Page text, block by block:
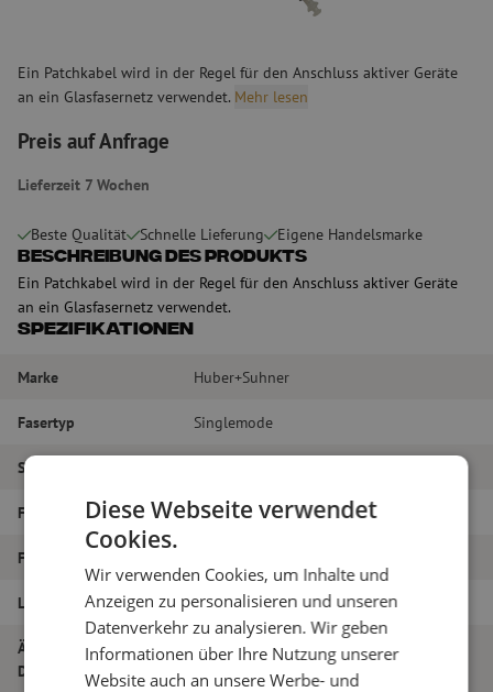
Ein Patchkabel wird in der Regel für den Anschluss aktiver Geräte
an ein Glasfasernetz verwendet. Mehr lesen
Preis auf Anfrage
Lieferzeit 7 Wochen
Beste Qualität Schnelle Lieferung Eigene Handelsmarke
Beschreibung des Produkts
Ein Patchkabel wird in der Regel für den Anschluss aktiver Geräte
an ein Glasfasernetz verwendet.
Spezifikationen
Marke Huber+Suhner
Fasertyp Singlemode
Steckertyp
Faser-Typ G.657A1
Faseranzahl
Länge 4m
Äußerer
Durchmesser (mm)
2.0
Diese Webseite verwendet
Cookies.
Wir verwenden Cookies, um Inhalte und
Anzeigen zu personalisieren und unseren
Datenverkehr zu analysieren. Wir geben
Informationen über Ihre Nutzung unserer
Website auch an unsere Werbe- und